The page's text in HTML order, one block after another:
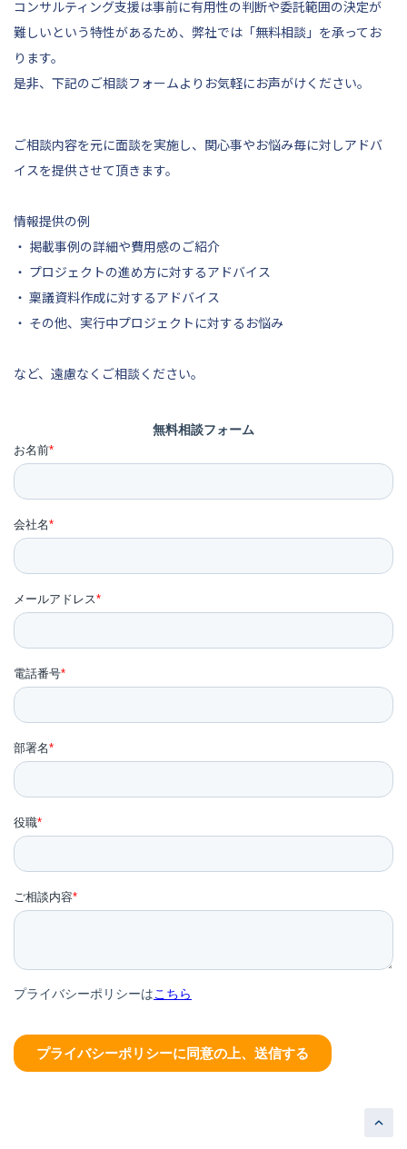
コンサルティング支援は事前に有用性の判断や委託範囲の決定が
難しいという特性があるため、弊社では「無料相談」を承ってお
ります。
是非、 下記のご相談フォームよりお気軽にお声がけください。
ご相談内容を元に面談を実施し、関心事やお悩み毎に対しアドバ
イスを提供させて頂きます。
情報提供の例
・ 掲載事例の詳細や費用感のご紹介
・ プロジェクトの進め方に対するアドバイス
・ 稟議資料作成に対するアドバイス
・ その他、実行中プロジェクトに対するお悩み
など、遠慮なくご相談ください。